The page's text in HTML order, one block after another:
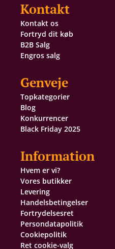
Kontakt
Kontakt os
Fortryd dit køb
B2B Salg
Engros salg
Genveje
Topkategorier
Blog
Konkurrencer
Black Friday 2025
Information
Hvem er vi?
Vores butikker
Levering
Handelsbetingelser
Fortrydelsesret
Persondatapolitik
Cookiepolitik
Ret cookie-valg